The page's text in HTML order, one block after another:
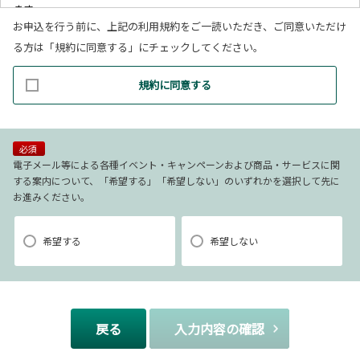
ます。
(1)お客様リクエストに対応するにあたって問題が発生した場合の確認・
連絡
(2)お客様から照会があった場合のリクエスト情報の確認
(3)お客様に不利益を与えないために行う、お客様に対する迅速なご連絡
（電子メール、電話、郵送によるご連絡）
(5)商品の企画・開発あるいはお客様満足向上策などの検討のためのお客
様アンケート調査の実施
【3．推奨環境について】
1.当社の推奨するインターネット環境にてお申込みをお願いします。推奨
それに伴う連絡の不徹底については責任を負いかねますので、あらかじ
いただく場合がございます。
お申込を行う前に、上記の利用規約をご一読いただき、ご同意いただけ
る方は「規約に同意する」にチェックしてください。
規約に同意する
必須
電子メール等による各種イベント・キャンペーンおよび商品・サービスに関
する案内について、「希望する」「希望しない」のいずれかを選択して先に
お進みください。
希望する 希望しない
戻る 入力内容の確認